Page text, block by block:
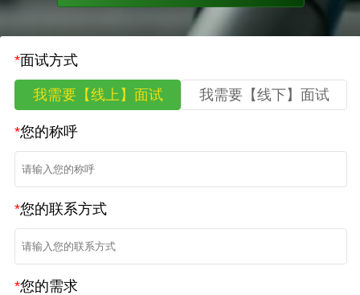
*面试方式
我需要【线上】面试 我需要【线下】面试
*您的称呼
*您的联系方式
*您的需求